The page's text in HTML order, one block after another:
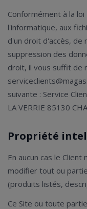
Conformément à la
l'informatique, aux
d'un droit d'accès, de
suppression des
droit, il vous suffit de
suivante : Service
LA VERRIE 85130
Propriété
En aucun cas le
modifier tout ou
(produits listés,
Ce Site ou toute